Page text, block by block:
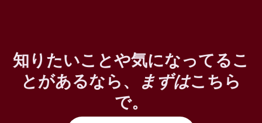
知りたいことや気になってるこ
とがあるなら、
まずはこちら
で。